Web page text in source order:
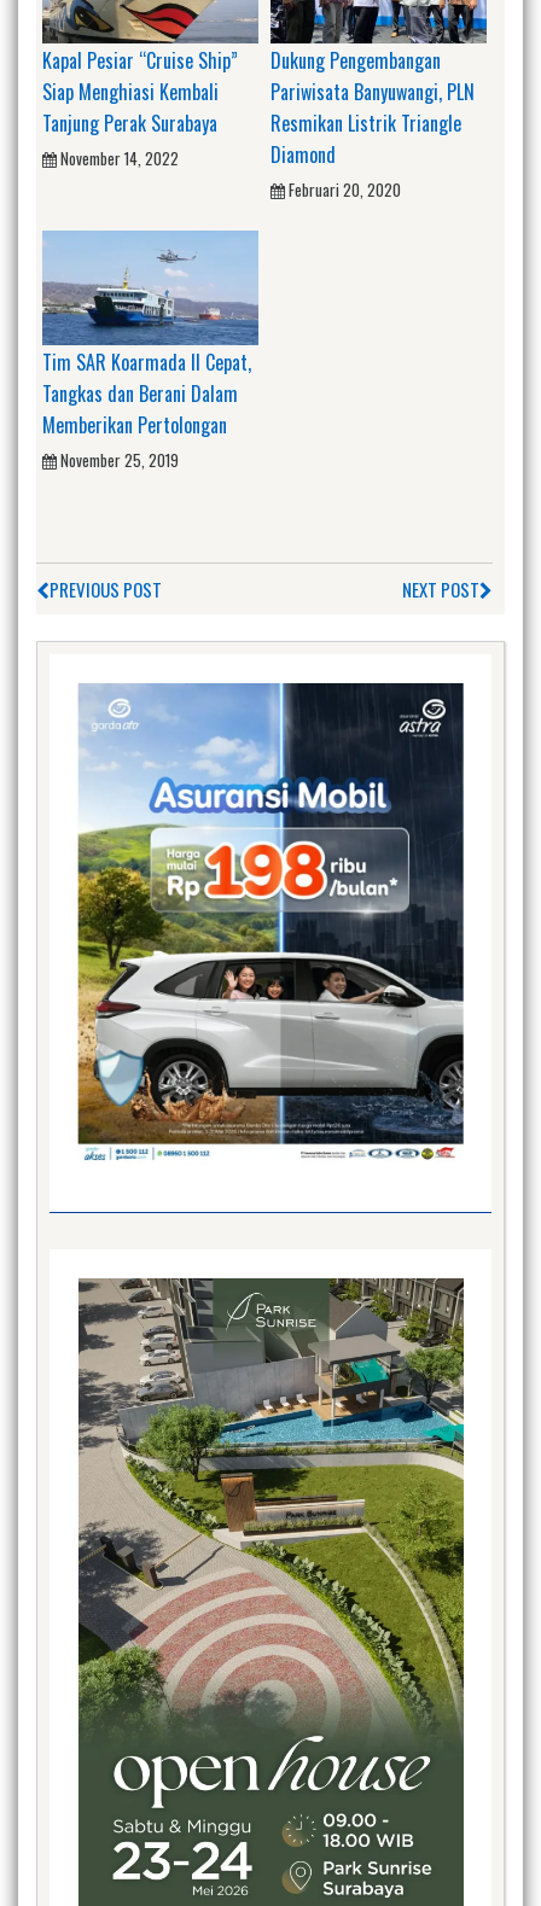
Kapal Pesiar “Cruise Ship”
Siap Menghiasi Kembali
Tanjung Perak Surabaya
November 14, 2022
Dukung Pengembangan
Pariwisata Banyuwangi, PLN
Resmikan Listrik Triangle
Diamond
Februari 20, 2020
Tim SAR Koarmada II Cepat,
Tangkas dan Berani Dalam
Memberikan Pertolongan
November 25, 2019
PREVIOUS POST NEXT POST